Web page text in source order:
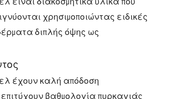
χρησιμοποιώντας ειδικές
διπλής όψης ως
έχουν καλή απόδοση
βαθμολογία πυρκαγιάς